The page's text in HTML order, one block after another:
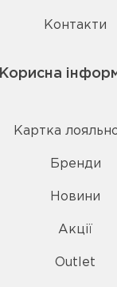
Контакти
Корисна
Картка
Бренди
Новини
Акції
Outlet